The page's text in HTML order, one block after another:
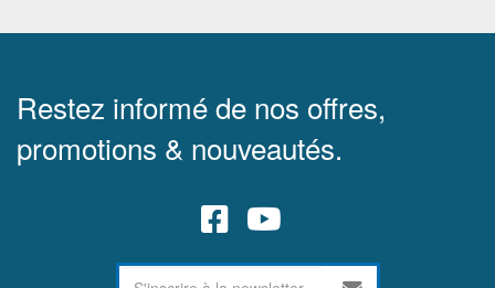
Restez informé de nos offres,
promotions & nouveautés.